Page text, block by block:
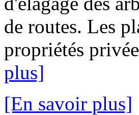
de routes. Les
propriétés
plus]
[En savoir plus]